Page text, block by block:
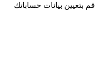
بتعيين بيانات حساباتك